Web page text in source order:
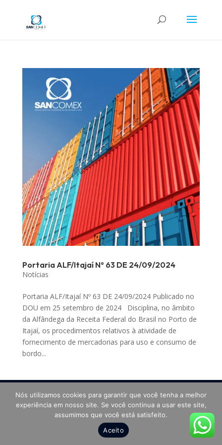
Portaria ALF/Itajaí Nº 63 DE 24/09/2024
Notícias
Portaria ALF/Itajaí Nº 63 DE 24/09/2024 Publicado no
DOU em 25 setembro de 2024 Disciplina, no âmbito
da Alfândega da Receita Federal do Brasil no Porto de
Itajaí, os procedimentos relativos à atividade de
fornecimento de mercadorias para uso e consumo de
bordo...
Todos os direitos reservados a SANCOMEX Soluções
em Comércio Exterior - 2025
Nós utilizamos cookies para garantir que você tenha a melhor
experiência em nosso site. Se você continua a usar este site,
assumimos que você está satisfeito.
Aceito